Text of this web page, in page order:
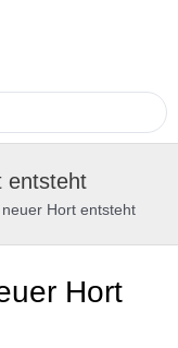
entsteht
Hort entsteht
Hort